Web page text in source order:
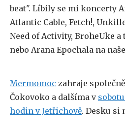
beat". Líbily se mi koncerty
Atlantic Cable, Fetch!,
Need of Activity, BroheUke a
nebo Arana Epochala na
Mermomoc zahraje
Čokovoko a dalšíma v sobotu
hodin v Jetřichově. Desku si